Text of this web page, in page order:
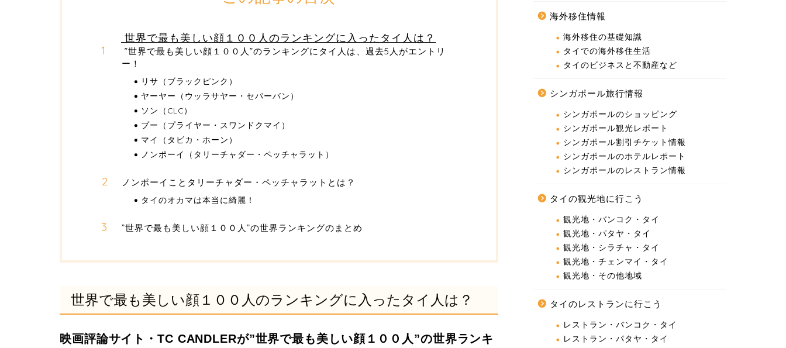
世界で最も美しい顔１００人のランキングに入ったタイ人は？
”世界で最も美しい顔１００人”のランキングにタイ人は、過去5人がエントリ
ー！
リサ（ブラックピンク）
ヤーヤー（ウッラサヤー・セパーバン）
ソン（CLC）
プー（プライヤー・スワンドクマイ）
マイ（タビカ・ホーン）
ノンポーイ（タリーチャダー・ペッチャラット）
ノンポーイことタリーチャダー・ペッチャラットとは？
タイのオカマは本当に綺麗！
”世界で最も美しい顔１００人”の世界ランキングのまとめ
世界で最も美しい顔１００人のランキングに入ったタイ人は？
映画評論サイト・TC CANDLERが”世界で最も美しい顔１００人”の世界ランキ
海外移住情報
海外移住の基礎知識
タイでの海外移住生活
タイのビジネスと不動産など
シンガポール旅行情報
シンガポールのショッピング
シンガポール観光レポート
シンガポール割引チケット情報
シンガポールのホテルレポート
シンガポールのレストラン情報
タイの観光地に行こう
観光地・バンコク・タイ
観光地・パタヤ・タイ
観光地・シラチャ・タイ
観光地・チェンマイ・タイ
観光地・その他地域
タイのレストランに行こう
レストラン・バンコク・タイ
レストラン・パタヤ・タイ